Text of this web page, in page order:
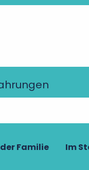
Familie Im
virtuellen
helfen.
ich an?